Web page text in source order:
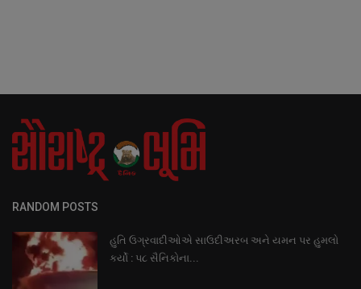
RANDOM POSTS
હુતિ ઉગ્રવાદીઓએ સાઉદીઅરબ અને યમન પર હુમલો
કર્યો : પ૮ સૈનિકોના...